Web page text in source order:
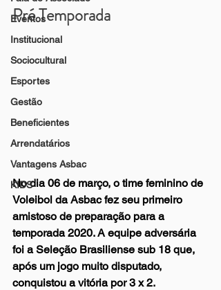
Eventos
Institucional
Sociocultural
Esportes
Gestão
Beneficientes
Arrendatários
Vantagens Asbac
KIDS
Pré Temporada
No dia 06 de março, o time feminino de
Voleibol da Asbac fez seu primeiro
amistoso de preparação para a
temporada 2020. A equipe adversária
foi a Seleção Brasiliense sub 18 que,
após um jogo muito disputado,
conquistou a vitória por 3 x 2.